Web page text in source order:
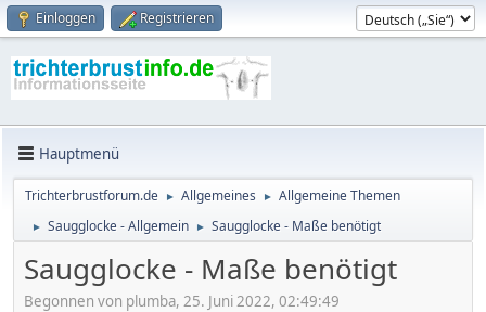
Einloggen Registrieren
Hauptmenü
Trichterbrustforum.de ► Allgemeines ► Allgemeine Themen
► Saugglocke - Allgemein ► Saugglocke - Maße benötigt
Saugglocke - Maße benötigt
Begonnen von plumba, 25. Juni 2022, 02:49:49